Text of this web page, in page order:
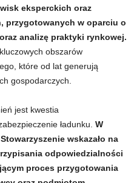
eksperckich oraz
przygotowanych w oparciu o
analizę praktyki rynkowej.
obszarów
które od lat generują
gospodarczych.
jest kwestia
ładunku. W
wskazało na
odpowiedzialności
proces przygotowania